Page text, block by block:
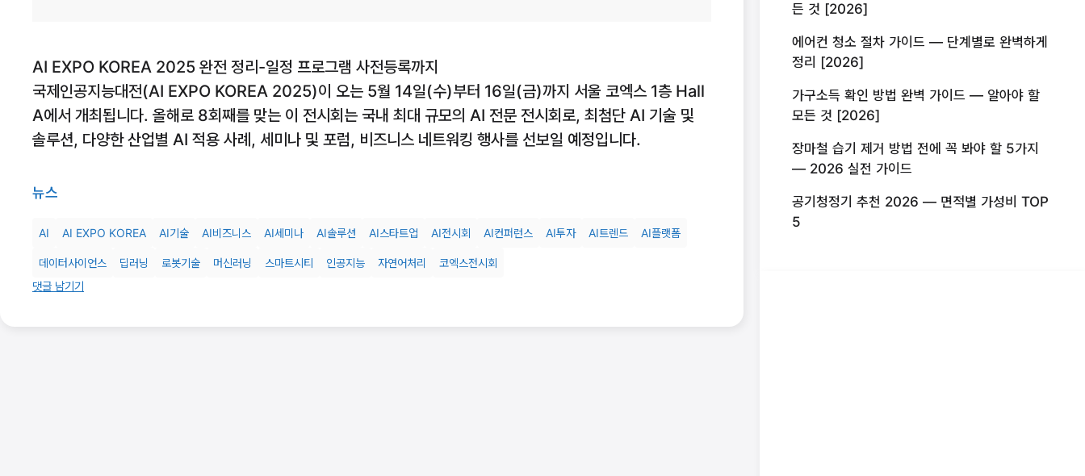
AI EXPO KOREA 2025 완전 정리-일정 프로그램 사전등록까지
국제인공지능대전(AI EXPO KOREA 2025)이 오는 5월 14일(수)부터 16일(금)까지 서울 코엑스 1층 Hall
A에서 개최됩니다. 올해로 8회째를 맞는 이 전시회는 국내 최대 규모의 AI 전문 전시회로, 최첨단 AI 기술 및
솔루션, 다양한 산업별 AI 적용 사례, 세미나 및 포럼, 비즈니스 네트워킹 행사를 선보일 예정입니다.
뉴스
AI AI EXPO KOREA AI기술 AI비즈니스 AI세미나 AI솔루션 AI스타트업 AI전시회 AI컨퍼런스 AI투자 AI트렌드 AI플랫폼
데이터사이언스 딥러닝 로봇기술 머신러닝 스마트시티 인공지능 자연어처리
코엑스전시회
댓글 남기기
든 것 [2026]
에어컨 청소 절차 가이드 — 단계별로 완벽하게
정리 [2026]
가구소득 확인 방법 완벽 가이드 — 알아야 할
모든 것 [2026]
장마철 습기 제거 방법 전에 꼭 봐야 할 5가지
— 2026 실전 가이드
공기청정기 추천 2026 — 면적별 가성비 TOP
5